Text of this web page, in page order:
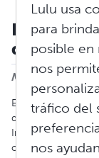
Modificado en:
El servicio de
disponible a través
Ingram. Para ser
cumplir con
Lulu usa
para
posible en
nos
tráfico del
nos